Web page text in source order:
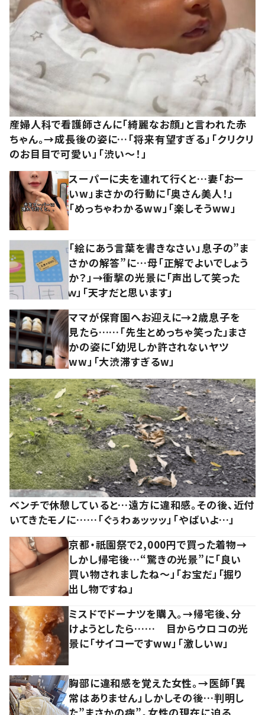
産婦人科で看護師さんに「綺麗なお顔」と言われた赤
ちゃん。→成長後の姿に…「将来有望すぎる」「クリクリ
のお目目で可愛い」「渋い～！」
スーパーに夫を連れて行くと…妻「おー
いw」まさかの行動に「奥さん美人！」
「めっちゃわかるww」「楽しそうww」
「絵にあう言葉を書きなさい」息子の”ま
さかの解答”に…母「正解でよいでしょう
か？」→衝撃の光景に「声出して笑った
ｗ」「天才だと思います」
ママが保育園へお迎えに→2歳息子を
見たら……「先生とめっちゃ笑った」まさ
かの姿に「幼児しか許されないヤツ
ww」「大渋滞すぎるw」
ベンチで休憩していると…遠方に違和感。その後、近付
いてきたモノに……「ぐぅわぁッッッ」「やばいよ…」
京都・祇園祭で2,000円で買った着物→
しかし帰宅後…“驚きの光景”に「良い
買い物されましたね～」「お宝だ」「掘り
出し物ですね」
ミスドでドーナツを購入。→帰宅後、分
けようとしたら…… 目からウロコの光
景に「サイコーですww」「激しいw」
胸部に違和感を覚えた女性。→医師「異
常はありません」しかしその後…判明し